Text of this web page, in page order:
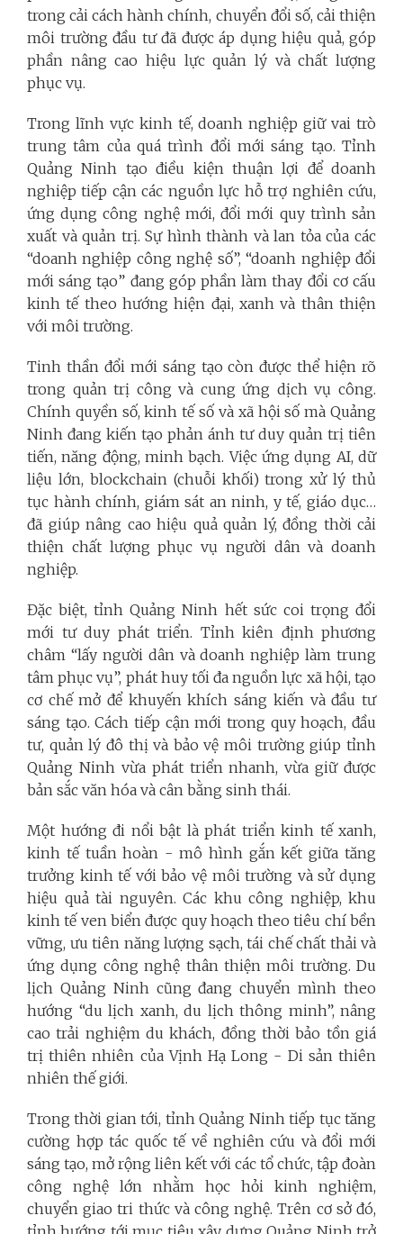
trong cải cách hành chính, chuyển đổi số, cải thiện
môi trường đầu tư đã được áp dụng hiệu quả, góp
phần nâng cao hiệu lực quản lý và chất lượng
phục vụ.
Trong lĩnh vực kinh tế, doanh nghiệp giữ vai trò
trung tâm của quá trình đổi mới sáng tạo. Tỉnh
Quảng Ninh tạo điều kiện thuận lợi để doanh
nghiệp tiếp cận các nguồn lực hỗ trợ nghiên cứu,
ứng dụng công nghệ mới, đổi mới quy trình sản
xuất và quản trị. Sự hình thành và lan tỏa của các
“doanh nghiệp công nghệ số”, “doanh nghiệp đổi
mới sáng tạo” đang góp phần làm thay đổi cơ cấu
kinh tế theo hướng hiện đại, xanh và thân thiện
với môi trường.
Tinh thần đổi mới sáng tạo còn được thể hiện rõ
trong quản trị công và cung ứng dịch vụ công.
Chính quyền số, kinh tế số và xã hội số mà Quảng
Ninh đang kiến tạo phản ánh tư duy quản trị tiên
tiến, năng động, minh bạch. Việc ứng dụng AI, dữ
liệu lớn, blockchain (chuỗi khối) trong xử lý thủ
tục hành chính, giám sát an ninh, y tế, giáo dục…
đã giúp nâng cao hiệu quả quản lý, đồng thời cải
thiện chất lượng phục vụ người dân và doanh
nghiệp.
Đặc biệt, tỉnh Quảng Ninh hết sức coi trọng đổi
mới tư duy phát triển. Tỉnh kiên định phương
châm “lấy người dân và doanh nghiệp làm trung
tâm phục vụ”, phát huy tối đa nguồn lực xã hội, tạo
cơ chế mở để khuyến khích sáng kiến và đầu tư
sáng tạo. Cách tiếp cận mới trong quy hoạch, đầu
tư, quản lý đô thị và bảo vệ môi trường giúp tỉnh
Quảng Ninh vừa phát triển nhanh, vừa giữ được
bản sắc văn hóa và cân bằng sinh thái.
Một hướng đi nổi bật là phát triển kinh tế xanh,
kinh tế tuần hoàn - mô hình gắn kết giữa tăng
trưởng kinh tế với bảo vệ môi trường và sử dụng
hiệu quả tài nguyên. Các khu công nghiệp, khu
kinh tế ven biển được quy hoạch theo tiêu chí bền
vững, ưu tiên năng lượng sạch, tái chế chất thải và
ứng dụng công nghệ thân thiện môi trường. Du
lịch Quảng Ninh cũng đang chuyển mình theo
hướng “du lịch xanh, du lịch thông minh”, nâng
cao trải nghiệm du khách, đồng thời bảo tồn giá
trị thiên nhiên của Vịnh Hạ Long - Di sản thiên
nhiên thế giới.
Trong thời gian tới, tỉnh Quảng Ninh tiếp tục tăng
cường hợp tác quốc tế về nghiên cứu và đổi mới
sáng tạo, mở rộng liên kết với các tổ chức, tập đoàn
công nghệ lớn nhằm học hỏi kinh nghiệm,
chuyển giao tri thức và công nghệ. Trên cơ sở đó,